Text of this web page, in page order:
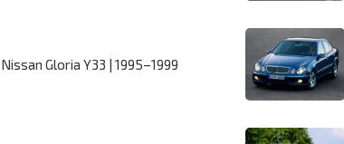
Nissan Gloria Y33 | 1995–1999